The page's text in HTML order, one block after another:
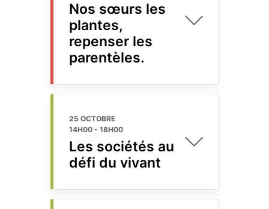
Nos sœurs les
plantes,
repenser les
parentèles.
25 OCTOBRE
14H00 - 18H00
Les sociétés au
défi du vivant